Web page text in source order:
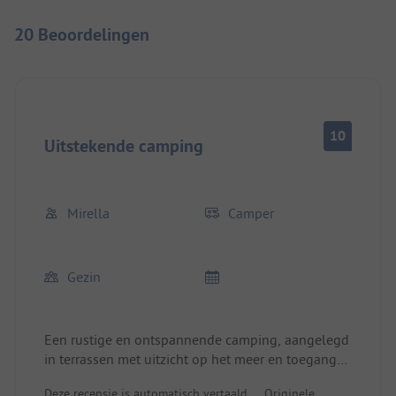
20 Beoordelingen
Uitstekende camping 10
Mirella Camper
Gezin
Een rustige en ontspannende camping, aangelegd
in terrassen met uitzicht op het meer en toegang